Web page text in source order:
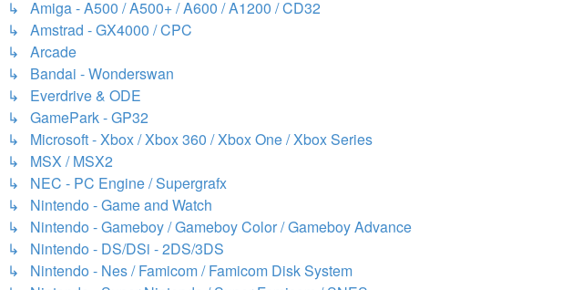
↳ Amiga - A500 / A500+ / A600 / A1200 / CD32
↳ Amstrad - GX4000 / CPC
↳ Arcade
↳ Bandai - Wonderswan
↳ Everdrive & ODE
↳ GamePark - GP32
↳ Microsoft - Xbox / Xbox 360 / Xbox One / Xbox Series
↳ MSX / MSX2
↳ NEC - PC Engine / Supergrafx
↳ Nintendo - Game and Watch
↳ Nintendo - Gameboy / Gameboy Color / Gameboy Advance
↳ Nintendo - DS/DSi - 2DS/3DS
↳ Nintendo - Nes / Famicom / Famicom Disk System